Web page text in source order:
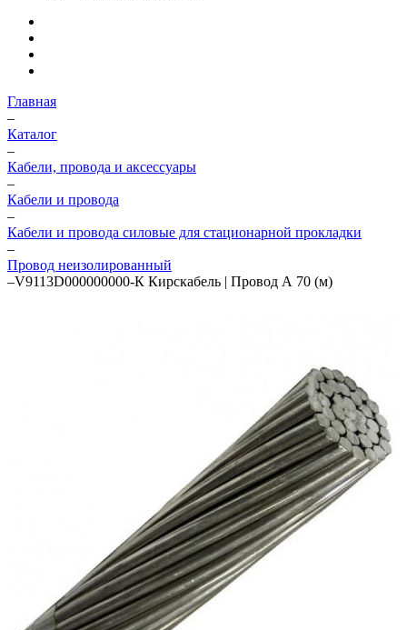
Главная
–
Каталог
–
Кабели, провода и аксессуары
–
Кабели и провода
–
Кабели и провода силовые для стационарной прокладки
–
Провод неизолированный
–V9113D000000000-К Кирскабель | Провод А 70 (м)